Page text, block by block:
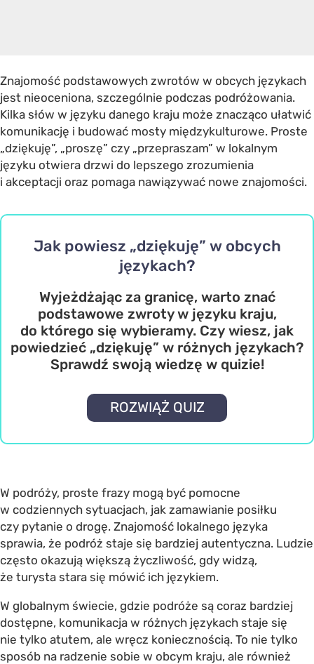
Znajomość podstawowych zwrotów w obcych językach
jest nieoceniona, szczególnie podczas podróżowania.
Kilka słów w języku danego kraju może znacząco ułatwić
komunikację i budować mosty międzykulturowe. Proste
„dziękuję”, „proszę” czy „przepraszam” w lokalnym
języku otwiera drzwi do lepszego zrozumienia
i akceptacji oraz pomaga nawiązywać nowe znajomości.
Jak powiesz „dziękuję” w obcych
językach?
Wyjeżdżając za granicę, warto znać
podstawowe zwroty w języku kraju,
do którego się wybieramy. Czy wiesz, jak
powiedzieć „dziękuję” w różnych językach?
Sprawdź swoją wiedzę w quizie!
ROZWIĄŻ QUIZ
W podróży, proste frazy mogą być pomocne
w codziennych sytuacjach, jak zamawianie posiłku
czy pytanie o drogę. Znajomość lokalnego języka
sprawia, że podróż staje się bardziej autentyczna. Ludzie
często okazują większą życzliwość, gdy widzą,
że turysta stara się mówić ich językiem.
W globalnym świecie, gdzie podróże są coraz bardziej
dostępne, komunikacja w różnych językach staje się
nie tylko atutem, ale wręcz koniecznością. To nie tylko
sposób na radzenie sobie w obcym kraju, ale również